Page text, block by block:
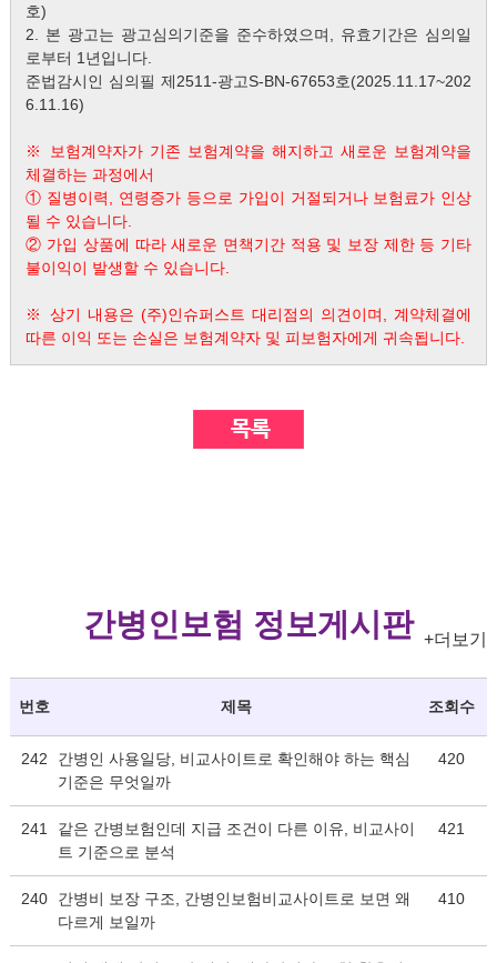
호)
2. 본 광고는 광고심의기준을 준수하였으며, 유효기간은 심의일
로부터 1년입니다.
준법감시인 심의필 제2511-광고S-BN-67653호(2025.11.17~202
6.11.16)
※ 보험계약자가 기존 보험계약을 해지하고 새로운 보험계약을
체결하는 과정에서
① 질병이력, 연령증가 등으로 가입이 거절되거나 보험료가 인상
될 수 있습니다.
② 가입 상품에 따라 새로운 면책기간 적용 및 보장 제한 등 기타
불이익이 발생할 수 있습니다.
※ 상기 내용은 (주)인슈퍼스트 대리점의 의견이며, 계약체결에
따른 이익 또는 손실은 보험계약자 및 피보험자에게 귀속됩니다.
간병인보험 정보게시판 +더보기
번호 제목 조회수
242
간병인 사용일당, 비교사이트로 확인해야 하는 핵심
기준은 무엇일까
420
241
같은 간병보험인데 지급 조건이 다른 이유, 비교사이
트 기준으로 분석
421
240
간병비 보장 구조, 간병인보험비교사이트로 보면 왜
다르게 보일까
410